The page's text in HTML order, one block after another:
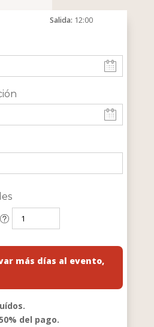
Salida 12:00
más días al evento,
del pago.